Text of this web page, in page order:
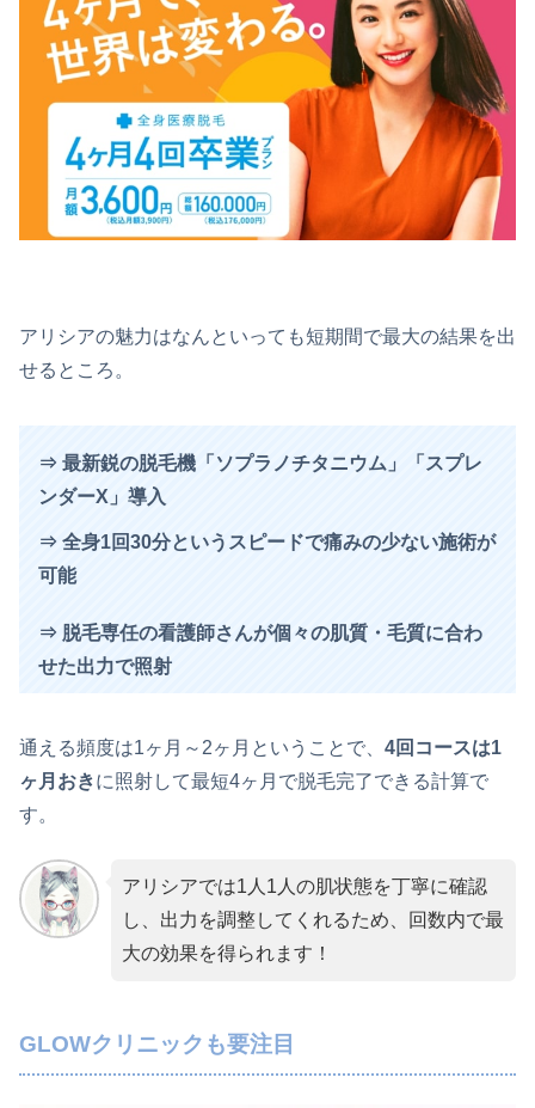
アリシアの魅力はなんといっても短期間で最大の結果を出
せるところ。
⇒ 最新鋭の脱毛機「ソプラノチタニウム」「スプレ
ンダーX」導入
⇒ 全身1回30分というスピードで痛みの少ない施術が
可能
⇒ 脱毛専任の看護師さんが個々の肌質・毛質に合わ
せた出力で照射
通える頻度は1ヶ月～2ヶ月ということで、 4回コースは1
ヶ月おきに照射して最短4ヶ月で脱毛完了できる計算で
す。
アリシアでは1人1人の肌状態を丁寧に確認
し、出力を調整してくれるため、回数内で最
大の効果を得られます！
GLOWクリニックも要注目